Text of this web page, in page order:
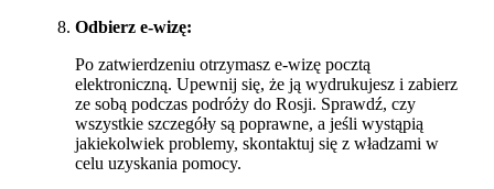
Odbierz e-wizę:
Po zatwierdzeniu otrzymasz e-wizę pocztą
elektroniczną. Upewnij się, że ją wydrukujesz i zabierz
ze sobą podczas podróży do Rosji. Sprawdź, czy
wszystkie szczegóły są poprawne, a jeśli wystąpią
jakiekolwiek problemy, skontaktuj się z władzami w
celu uzyskania pomocy.